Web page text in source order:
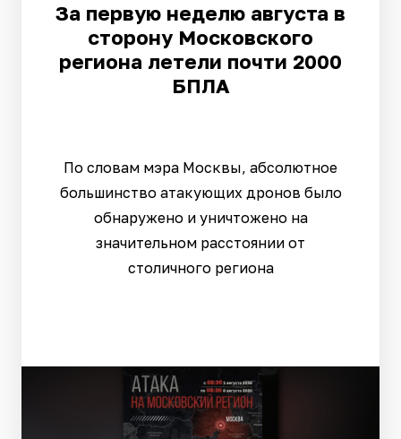
За первую неделю августа в
сторону Московского
региона летели почти 2000
БПЛА
По словам мэра Москвы, абсолютное
большинство атакующих дронов было
обнаружено и уничтожено на
значительном расстоянии от
столичного региона